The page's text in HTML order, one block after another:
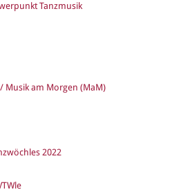
Tanzmusik
Musik am Morgen (MaM)
2022